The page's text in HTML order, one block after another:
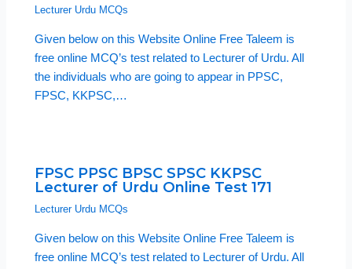
Lecturer Urdu MCQs
Given below on this Website Online Free Taleem is
free online MCQ’s test related to Lecturer of Urdu. All
the individuals who are going to appear in PPSC,
FPSC, KKPSC,…
FPSC PPSC BPSC SPSC KKPSC
Lecturer of Urdu Online Test 171
Lecturer Urdu MCQs
Given below on this Website Online Free Taleem is
free online MCQ’s test related to Lecturer of Urdu. All